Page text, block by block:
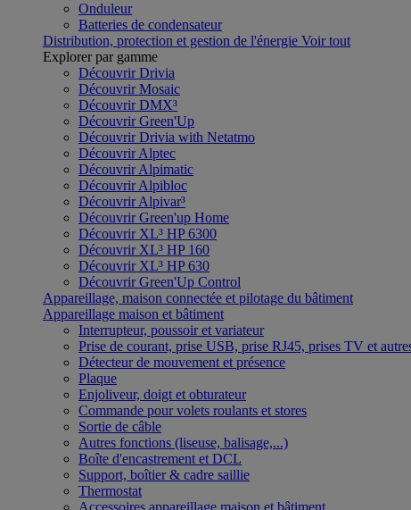
Onduleur
Batteries de condensateur
Distribution, protection et gestion de l'énergie Voir tout
Explorer par gamme
Découvrir Drivia
Découvrir Mosaic
Découvrir DMX³
Découvrir Green'Up
Découvrir Drivia with Netatmo
Découvrir Alptec
Découvrir Alpimatic
Découvrir Alpibloc
Découvrir Alpivar³
Découvrir Green'up Home
Découvrir XL³ HP 6300
Découvrir XL³ HP 160
Découvrir XL³ HP 630
Découvrir Green'Up Control
Appareillage, maison connectée et pilotage du bâtiment
Appareillage maison et bâtiment
Interrupteur, poussoir et variateur
Prise de courant, prise USB, prise RJ45, prises TV et
Détecteur de mouvement et présence
Plaque
Enjoliveur, doigt et obturateur
Commande pour volets roulants et stores
Sortie de câble
Autres fonctions (liseuse, balisage,...)
Boîte d'encastrement et DCL
Support, boîtier & cadre saillie
Thermostat
Accessoires appareillage maison et bâtiment